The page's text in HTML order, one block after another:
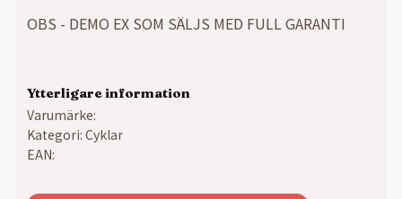
OBS - DEMO EX SOM SÄLJS MED FULL GARANTI
Ytterligare information
Varumärke:
Kategori: Cyklar
EAN: